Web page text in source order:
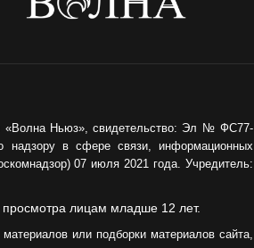
«Волна Ньюз», свидетельство: Эл № ФС77-
надзору в сфере связи, информационных
07 июля 2021 года. Учредитель:
лицам младше 12 лет.
или подборки материалов сайта,